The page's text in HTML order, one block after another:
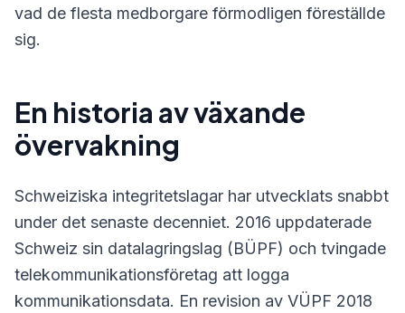
vad de flesta medborgare förmodligen föreställde
sig.
En historia av växande
övervakning
Schweiziska integritetslagar har utvecklats snabbt
under det senaste decenniet. 2016 uppdaterade
Schweiz sin datalagringslag (BÜPF) och tvingade
telekommunikationsföretag att logga
kommunikationsdata. En revision av VÜPF 2018